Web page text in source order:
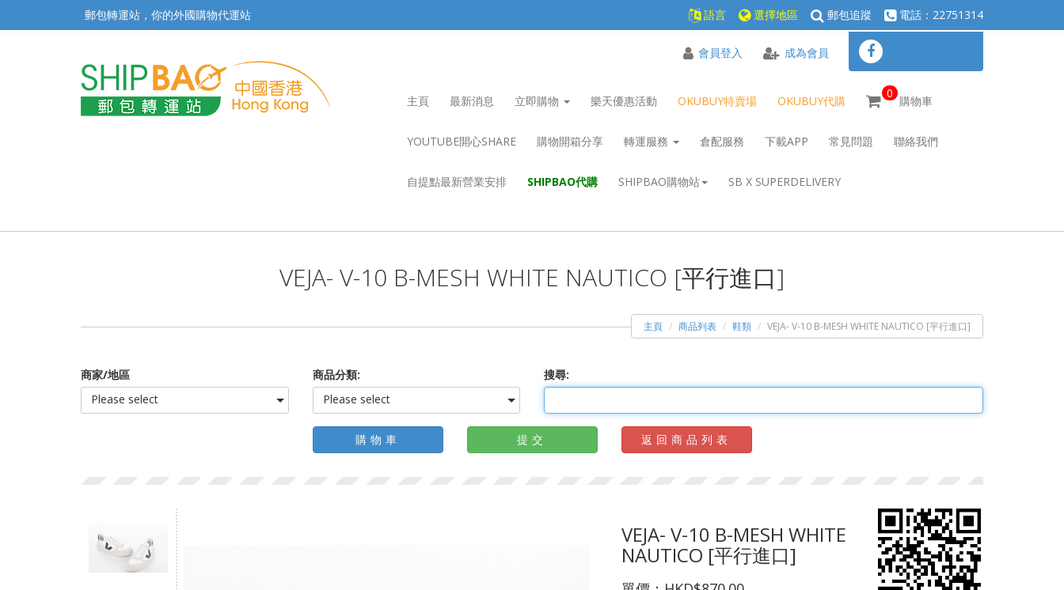
郵包轉運站，你的外國購物代運站 語言 選擇地區 郵包追蹤 電話：22751314
主頁 最新消息 立即購物 樂天優惠活動 OKUBUY特賣場 OKUBUY代購
0
購物車
YOUTUBE開心SHARE 購物開箱分享 轉運服務 倉配服務 下載APP 常見問題 聯絡我們
自提點最新營業安排 SHIPBAO代購 SHIPBAO購物站 SB X SUPERDELIVERY
會員登入 成為會員
VEJA- V-10 B-MESH WHITE NAUTICO [平行進口]
主頁 商品列表 鞋類 VEJA- V-10 B-MESH WHITE NAUTICO [平行進口]
商家/地區
Please select
商品分類:
Please select
搜尋:
購物車 提交 返回商品列表
VEJA- V-10 B-MESH WHITE
NAUTICO [平行進口]